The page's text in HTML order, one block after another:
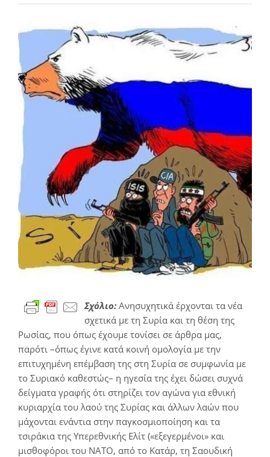
Προβολή
μεγαλύτερης
εικόνας
Σχόλιο: Ανησυχητικά έρχονται τα νέα
σχετικά με τη Συρία και τη θέση της
Ρωσίας, που όπως έχουμε τονίσει σε άρθρα μας,
παρότι –όπως έγινε κατά κοινή ομολογία με την
επιτυχημένη επέμβαση της στη Συρία σε συμφωνία με
το Συριακό καθεστώς– η ηγεσία της έχει δώσει συχνά
δείγματα γραφής ότι στηρίζει τον αγώνα για εθνική
κυριαρχία του λαού της Συρίας και άλλων λαών που
μάχονται ενάντια στην παγκοσμιοποίηση και τα
τσιράκια της Υπερεθνικής Ελίτ («εξεγερμένοι» και
μισθοφόροι του ΝΑΤΟ, από το Κατάρ, τη Σαουδική